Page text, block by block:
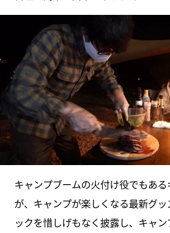
キャンプブームの火付け役でもあ
が、キャンプが楽しくなる最新グ
ックを惜しげもなく披露し、キャ